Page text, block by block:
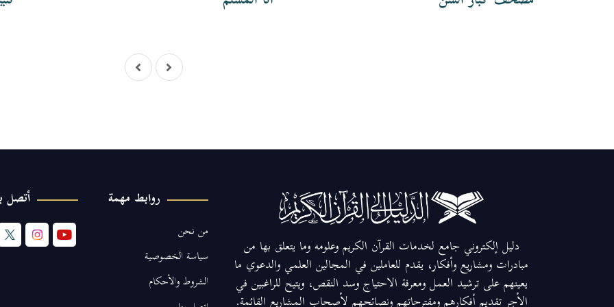
دليل إلكتروني جامع لخدمات القرآن الكريم وعلومه وما يتعلق بها من
مبادرات ومشاريع وأفكار، يقدم للعاملين في المجالين العلمي والدعوي ما
يعينهم على ترشيد العمل ومعرفة الاحتياج وسد النقص، ويتيح للراغبين في
الأجر تقديم أفكارهم ومقترحاتهم ونصائحهم لأصحاب المشاريع القائمة.
روابط مهمة
من نحن
سياسة الخصوصية
الشروط والأحكام
أتصل